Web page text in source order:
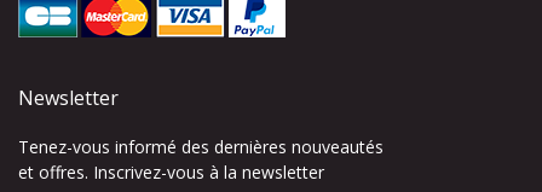
Newsletter
Tenez-vous informé des dernières nouveautés
et offres. Inscrivez-vous à la newsletter